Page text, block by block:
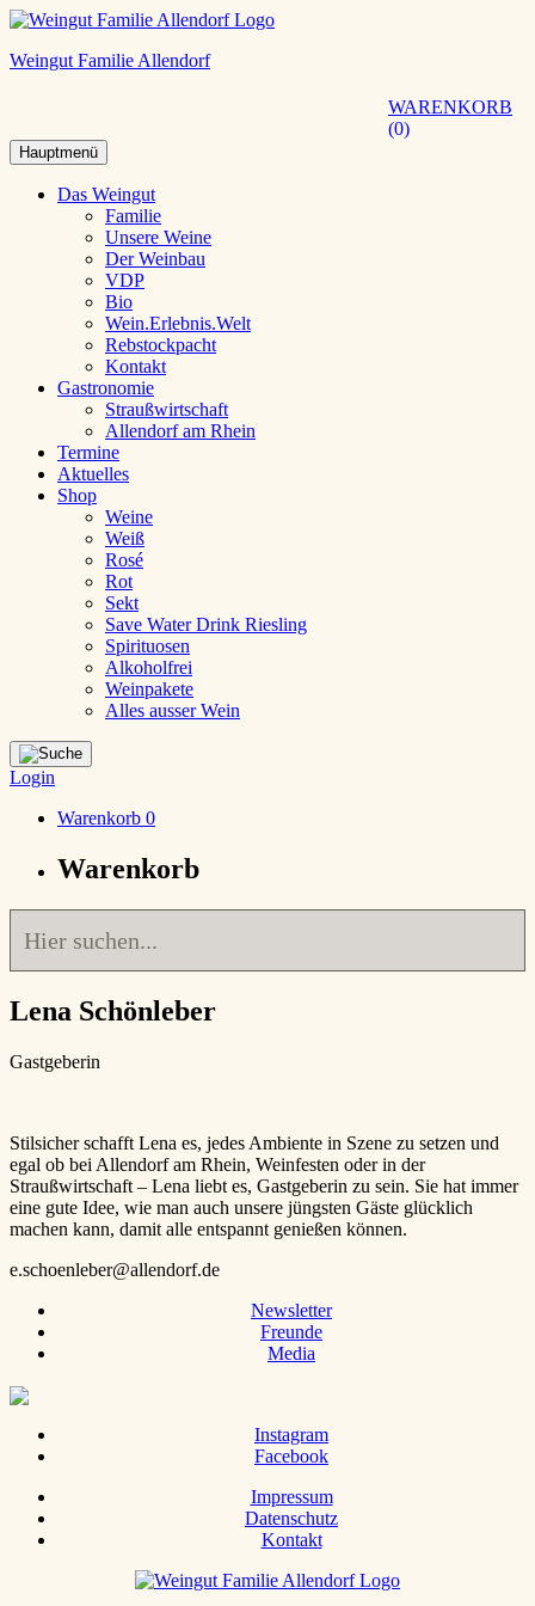
Weingut Familie Allendorf
WARENKORB
0
Hauptmenü
Das Weingut
Familie
Unsere Weine
Der Weinbau
VDP
Bio
Wein.Erlebnis.Welt
Rebstockpacht
Kontakt
Gastronomie
Straußwirtschaft
Allendorf am Rhein
Termine
Aktuelles
Shop
Weine
Weiß
Rosé
Rot
Sekt
Save Water Drink Riesling
Spirituosen
Alkoholfrei
Weinpakete
Alles ausser Wein
Login
Warenkorb 0
Warenkorb
Lena Schönleber
Gastgeberin
Stilsicher schafft Lena es, jedes Ambiente in Szene zu setzen und
egal ob bei Allendorf am Rhein, Weinfesten oder in der
Straußwirtschaft – Lena liebt es, Gastgeberin zu sein. Sie hat immer
eine gute Idee, wie man auch unsere jüngsten Gäste glücklich
machen kann, damit alle entspannt genießen können.
e.schoenleber@allendorf.de
Newsletter
Freunde
Media
Instagram
Facebook
Impressum
Datenschutz
Kontakt